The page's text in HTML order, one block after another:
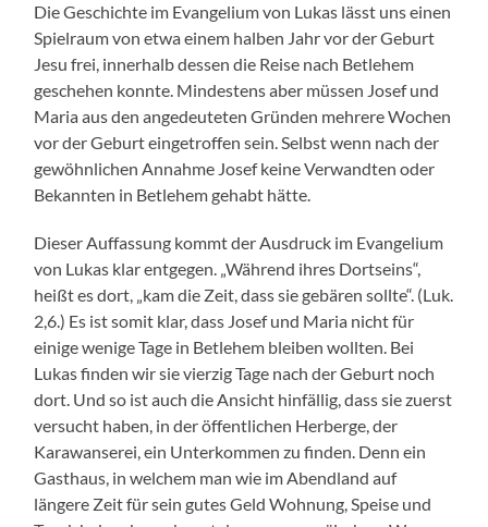
Die Geschichte im Evangelium von Lukas lässt uns einen
Spielraum von etwa einem halben Jahr vor der Geburt
Jesu frei, innerhalb dessen die Reise nach Betlehem
geschehen konnte. Mindestens aber müssen Josef und
Maria aus den angedeuteten Gründen mehrere Wochen
vor der Geburt eingetroffen sein. Selbst wenn nach der
gewöhnlichen Annahme Josef keine Verwandten oder
Bekannten in Betlehem gehabt hätte.
Dieser Auffassung kommt der Ausdruck im Evangelium
von Lukas klar entgegen. „Während ihres Dortseins“,
heißt es dort, „kam die Zeit, dass sie gebären sollte“. (Luk.
2,6.) Es ist somit klar, dass Josef und Maria nicht für
einige wenige Tage in Betlehem bleiben wollten. Bei
Lukas finden wir sie vierzig Tage nach der Geburt noch
dort. Und so ist auch die Ansicht hinfällig, dass sie zuerst
versucht haben, in der öffentlichen Herberge, der
Karawanserei, ein Unterkommen zu finden. Denn ein
Gasthaus, in welchem man wie im Abendland auf
längere Zeit für sein gutes Geld Wohnung, Speise und